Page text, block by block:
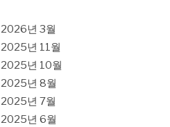
2026년 3월
2025년 11월
2025년 10월
2025년 8월
2025년 7월
2025년 6월